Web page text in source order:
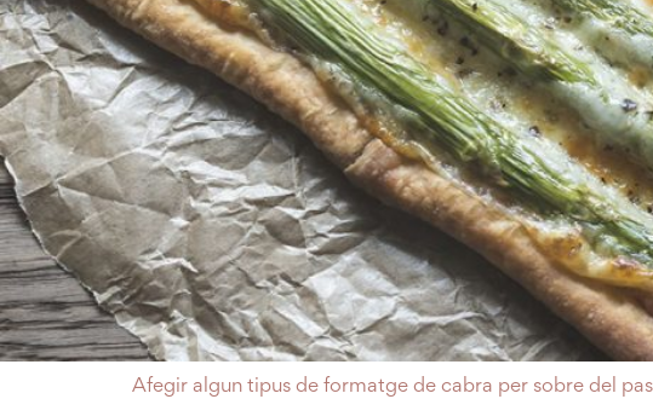
Afegir algun tipus de formatge de cabra per sobre del